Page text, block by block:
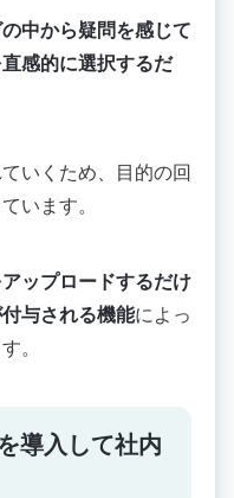
中から疑問を感じて
感的に選択するだ
いくため、目的の回
います。
ップロードするだけ
与される機能によっ
。
導入して社内